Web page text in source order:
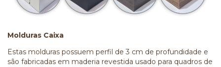
Molduras Caixa
Estas molduras possuem perfil de 3 cm de profundidade e
são fabricadas em maderia revestida usado para quadros de